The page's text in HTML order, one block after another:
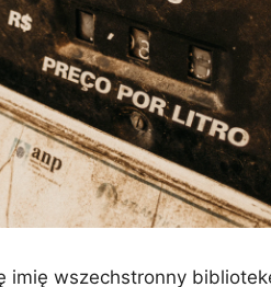
imię wszechstronny